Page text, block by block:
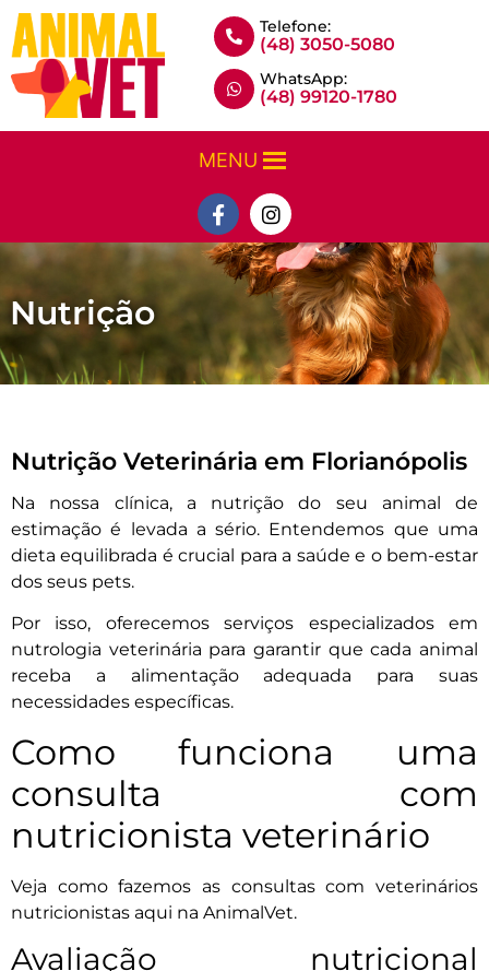
Telefone:
(48) 3050-5080
WhatsApp:
(48) 99120-1780
MENU
Nutrição
Nutrição​ Veterinária em Florianópolis
Na nossa clínica, a nutrição do seu animal de
estimação é levada a sério. Entendemos que uma
dieta equilibrada é crucial para a saúde e o bem-estar
dos seus pets.
Por isso, oferecemos serviços especializados em
nutrologia veterinária para garantir que cada animal
receba a alimentação adequada para suas
necessidades específicas.
Como funciona uma
consulta com
nutricionista veterinário
Veja como fazemos as consultas com veterinários
nutricionistas aqui na AnimalVet.
Avaliação nutricional